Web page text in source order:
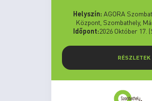
Helyszín: AGORA
Központ, Szombathely,
Időpont:2026 Október 17.
RÉSZLETEK